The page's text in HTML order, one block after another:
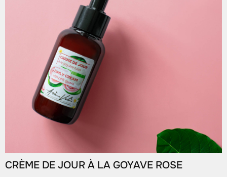
CRÈME DE JOUR À LA GOYAVE ROSE